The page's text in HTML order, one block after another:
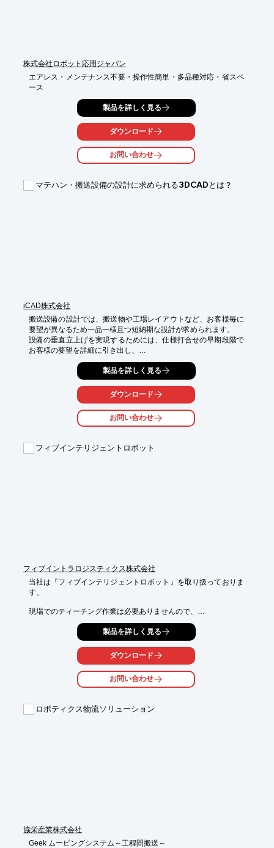
株式会社ロボット応用ジャパン
エアレス・メンテナンス不要・操作性簡単・多品種対応・省スペ
ース
製品を詳しく見る
ダウンロード
お問い合わせ
マテハン・搬送設備の設計に求められる3DCADとは？
iCAD株式会社
搬送設備の設計では、搬送物や工場レイアウトなど、お客様毎に
要望が異なるため一品一様且つ短納期な設計が求められます。
設備の垂直立上げを実現するためには、仕様打合せの早期段階で
お客様の要望を詳細に引き出し、
設備の構造や操作性をいち早く理解してもらうことが重要です。
機械設計者向け 3DCAD iCAD SXでは、300万部品を0.2秒で扱え
る高速レスポンスを実現しています。
コンベアやAGVなどのマテハン機器を含む搬送設備全体を、
3DCAD上でストレスなく扱っていただけます。
機械の動きを装置全体で事前にシミュレーションできるため、機
これにより、設計品質の向上と開発リードタイム短縮を実現しま
す。
製品を詳しく見る
ダウンロード
お問い合わせ
フィブインテリジェントロボット
フィブイントラロジスティクス株式会社
当社は『フィブインテリジェントロボット』を取り扱っておりま
す。
現場でのティーチング作業は必要ありませんので、
据え付け後すぐにお使い頂くことが可能です。
あらゆる荷物を自動で認識し、荷卸しを行います。また、AIと
組み合わせることにより、より正確に荷物を認識することが可能
■パターン登録不要！ティーチング不要！すぐ使える！
■重量物にも対応
製品を詳しく見る
ダウンロード
お問い合わせ
ロボティクス物流ソリューション
協栄産業株式会社
Geek ムービングシステム～工程間搬送～